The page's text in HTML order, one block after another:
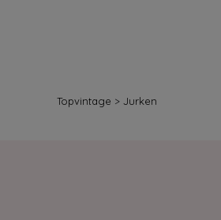
Topvintage > Jurken